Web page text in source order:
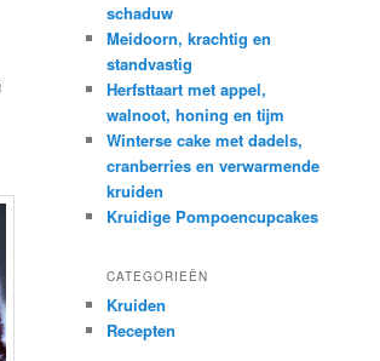
schaduw
Meidoorn, krachtig en
standvastig
Herfsttaart met appel,
walnoot, honing en tijm
Winterse cake met dadels,
cranberries en verwarmende
kruiden
Kruidige Pompoencupcakes
CATEGORIEËN
Kruiden
Recepten